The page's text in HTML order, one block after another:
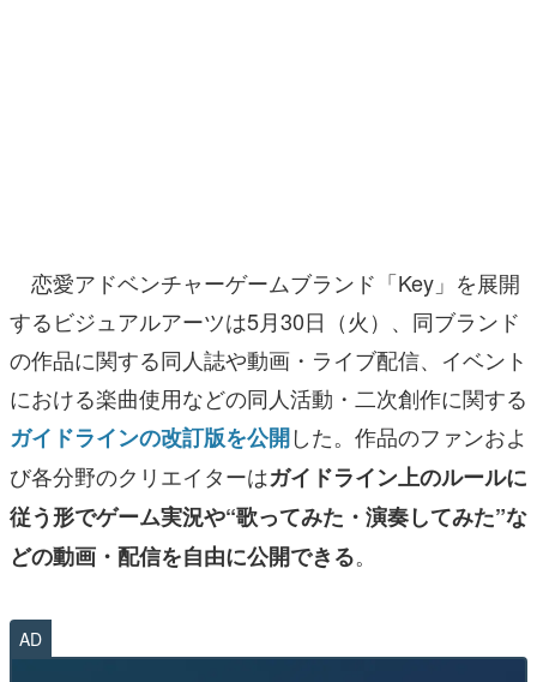
その他
電ファミニコゲーマーとは？
運営：株式会社マレ
恋愛アドベンチャーゲームブランド「Key」を展開
するビジュアルアーツは5月30日（火）、同ブランド
の作品に関する同人誌や動画・ライブ配信、イベント
における楽曲使用などの同人活動・二次創作に関する
ガイドラインの改訂版を公開した。作品のファンおよ
び各分野のクリエイターはガイドライン上のルールに
従う形でゲーム実況や“歌ってみた・演奏してみた”な
どの動画・配信を自由に公開できる。
AD